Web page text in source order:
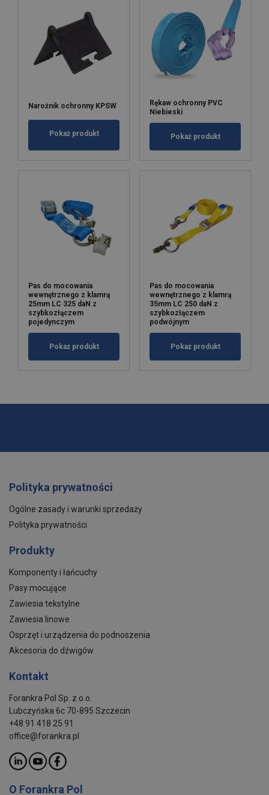
Narożnik ochronny KPSW
Pokaż produkt
Rękaw ochronny PVC
Niebieski
Pokaż produkt
Pas do mocowania
wewnętrznego z klamrą
25mm LC 325 daN z
szybkozłączem
pojedynczym
Pokaż produkt
Pas do mocowania
wewnętrznego z klamrą
35mm LC 250 daN z
szybkozłączem
podwójnym
Pokaż produkt
Polityka prywatności
Ogólne zasady i warunki sprzedaży
Polityka prywatności
Produkty
Komponenty i łańcuchy
Pasy mocujące
Zawiesia tekstylne
Zawiesia linowe
Osprzęt i urządzenia do podnoszenia
Akcesoria do dźwigów
Kontakt
Forankra Pol Sp. z o.o.
Lubczyńska 6c 70-895 Szczecin
+48 91 418 25 91
office@forankra.pl
O Forankra Pol